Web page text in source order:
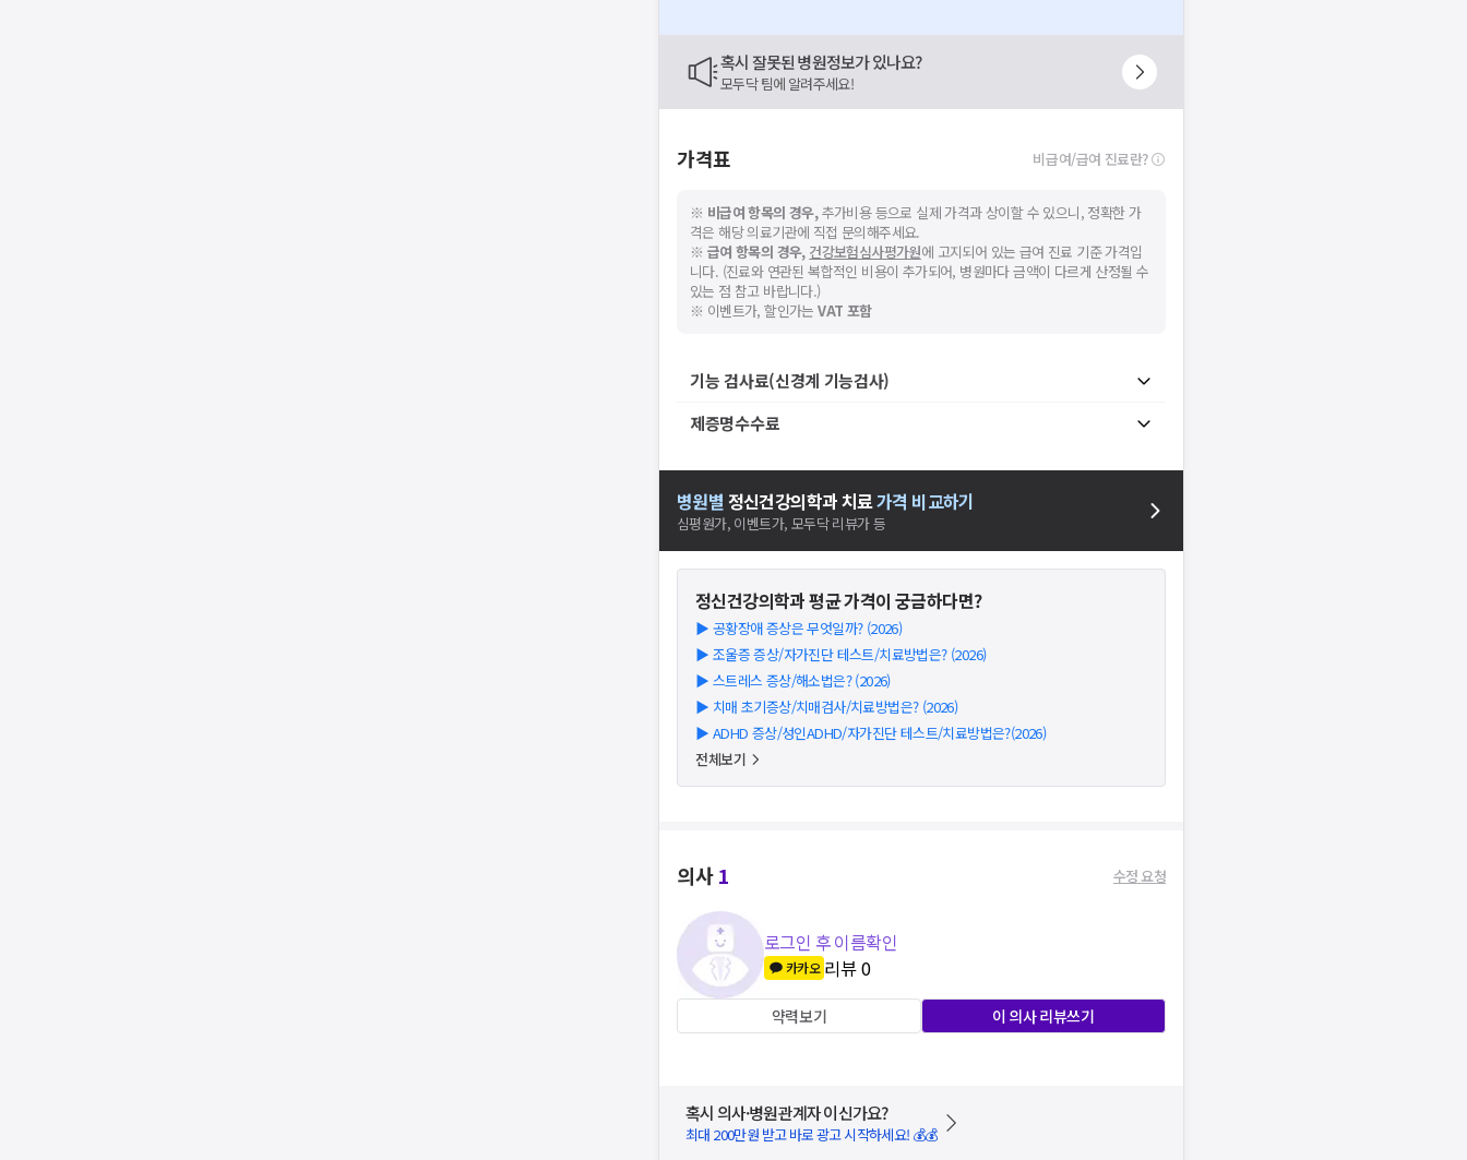
혹시 잘못된 병원정보가 있나요?
모두닥 팀에 알려주세요!
가격표 비급여/급여 진료란?
※ 비급여 항목의 경우,추가비용 등으로 실제 가격과 상이할 수 있으니, 정확한 가
격은 해당 의료기관에 직접 문의해주세요.
※ 급여 항목의 경우, 건강보험심사평가원에 고지되어 있는 급여 진료 기준 가격입
니다. (진료와 연관된 복합적인 비용이 추가되어, 병원마다 금액이 다르게 산정될 수
있는 점 참고 바랍니다.)
※ 이벤트가, 할인가는VAT 포함
기능 검사료(신경계 기능검사)
제증명수수료
병원별 정신건강의학과치료가격 비교하기
심평원가, 이벤트가, 모두닥 리뷰가 등
정신건강의학과평균 가격이 궁금하다면?
▶ 공황장애 증상은 무엇일까? (2026)
▶ 조울증 증상/자가진단 테스트/치료방법은? (2026)
▶ 스트레스 증상/해소법은? (2026)
▶ 치매 초기증상/치매검사/치료방법은? (2026)
▶ ADHD 증상/성인ADHD/자가진단 테스트/치료방법은?(2026)
전체보기
의사1 수정 요청
로그인 후 이름확인
카카오 리뷰0
약력보기 이 의사 리뷰쓰기
혹시 의사·병원관계자 이신가요?
최대 200만원 받고 바로 광고 시작하세요! 💰💰